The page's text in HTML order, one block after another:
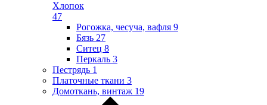
Хлопок
47
Рогожка, чесуча, вафля 9
Бязь 27
Ситец 8
Перкаль 3
Пестрядь 1
Платочные ткани 3
Домоткань, винтаж 19